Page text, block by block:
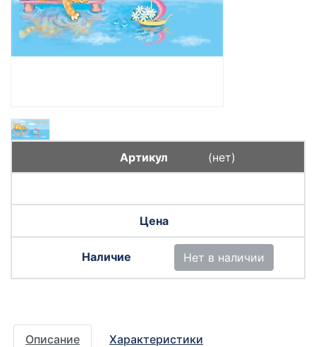
(нет)
Нет в наличии
Описание Характеристики